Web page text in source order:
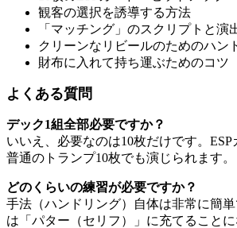
観客の選択を誘導する方法
「マッチング」のスクリプトと演
クリーンなリビールのためのハン
財布に入れて持ち運ぶためのコツ
よくある質問
デック1組全部必要ですか？
いいえ、必要なのは10枚だけです。ESP
普通のトランプ10枚でも演じられます。
どのくらいの練習が必要ですか？
手法（ハンドリング）自体は非常に簡
は「パター（セリフ）」に充てること